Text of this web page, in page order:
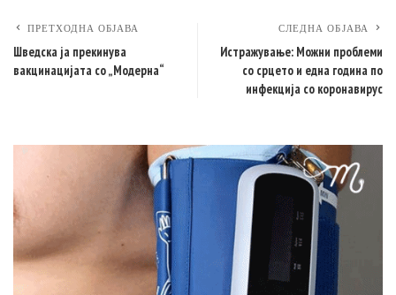
ПРЕТХОДНА ОБЈАВА
Шведска ја прекинува
вакцинацијата со „Модерна“
СЛЕДНА ОБЈАВА
Истражување: Можни проблеми
со срцето и една година по
инфекција со коронавирус